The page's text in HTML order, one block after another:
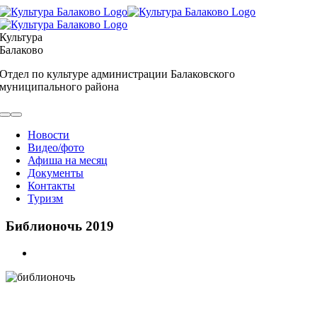
Skip
to
content
Культура
Балаково
Отдел по культуре администрации Балаковского
муниципального района
Toggle
NavigationНовости
Видео/фото
Афиша на месяц
Документы
Контакты
Туризм
Библионочь 2019
Image